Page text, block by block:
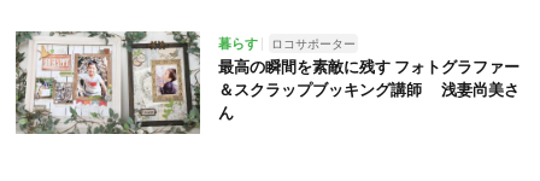
暮らす ロコサポーター
最高の瞬間を素敵に残す フォトグラファー
＆スクラップブッキング講師 浅妻尚美さ
ん